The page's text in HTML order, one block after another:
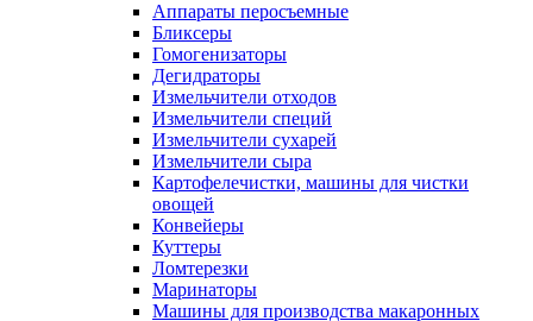
Аппараты перосъемные
Бликсеры
Гомогенизаторы
Дегидраторы
Измельчители отходов
Измельчители специй
Измельчители сухарей
Измельчители сыра
Картофелечистки, машины для чистки
овощей
Конвейеры
Куттеры
Ломтерезки
Маринаторы
Машины для производства макаронных